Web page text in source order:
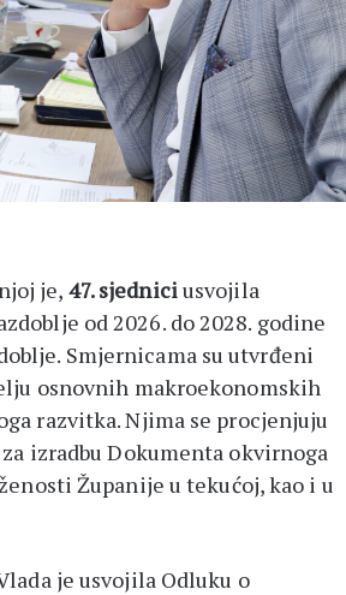
je, 47. sjedniciusvojila
od 2026. do 2028. godine
Smjernicama su utvrđeni
osnovnih makroekonomskih
razvitka. Njima se procjenjuju
izradbu Dokumenta okvirnoga
Županije u tekućoj, kao i u
je usvojila Odluku o